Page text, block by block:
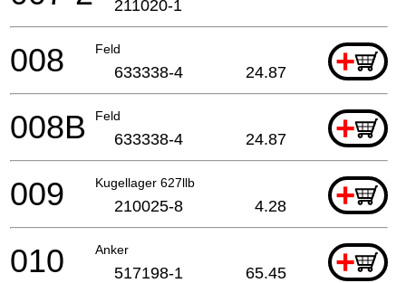
211020-1
Feld +
008 633338-4 24.87
Feld +
008B 633338-4 24.87
Kugellager 627llb +
009 210025-8 4.28
Anker +
010 517198-1 65.45